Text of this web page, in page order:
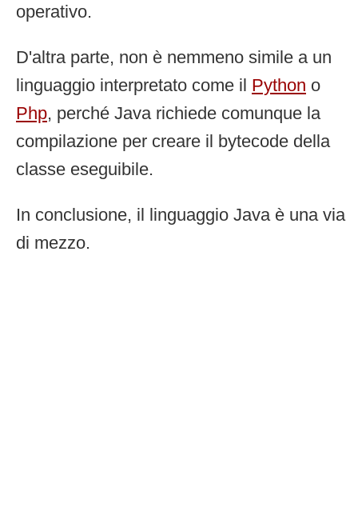
operativo.
D'altra parte, non è nemmeno simile a un
linguaggio interpretato come il Python o
Php, perché Java richiede comunque la
compilazione per creare il bytecode della
classe eseguibile.
In conclusione, il linguaggio Java è una via
di mezzo.